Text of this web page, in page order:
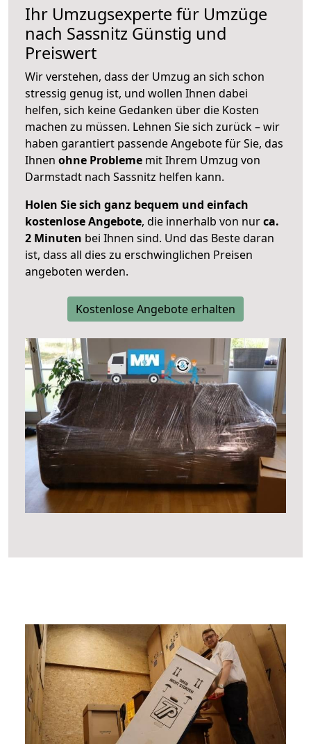
Ihr Umzugsexperte für Umzüge
nach Sassnitz Günstig und
Preiswert
Wir verstehen, dass der Umzug an sich schon
stressig genug ist, und wollen Ihnen dabei
helfen, sich keine Gedanken über die Kosten
machen zu müssen. Lehnen Sie sich zurück – wir
haben garantiert passende Angebote für Sie, das
Ihnen ohne Probleme mit Ihrem Umzug von
Darmstadt nach Sassnitz helfen kann.
Holen Sie sich ganz bequem und einfach
kostenlose Angebote, die innerhalb von nurca.
2 Minuten bei Ihnen sind. Und das Beste daran
ist, dass all dies zu erschwinglichen Preisen
angeboten werden.
Kostenlose Angebote erhalten